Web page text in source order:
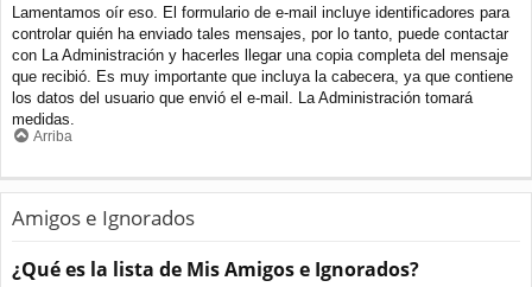
Lamentamos oír eso. El formulario de e-mail incluye identificadores para
controlar quién ha enviado tales mensajes, por lo tanto, puede contactar
con La Administración y hacerles llegar una copia completa del mensaje
que recibió. Es muy importante que incluya la cabecera, ya que contiene
los datos del usuario que envió el e-mail. La Administración tomará
medidas.
Arriba
Amigos e Ignorados
¿Qué es la lista de Mis Amigos e Ignorados?